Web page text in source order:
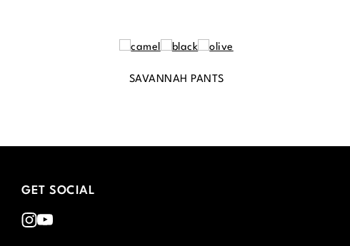
SAVANNAH PANTS
GET SOCIAL
Instagram
Youtube